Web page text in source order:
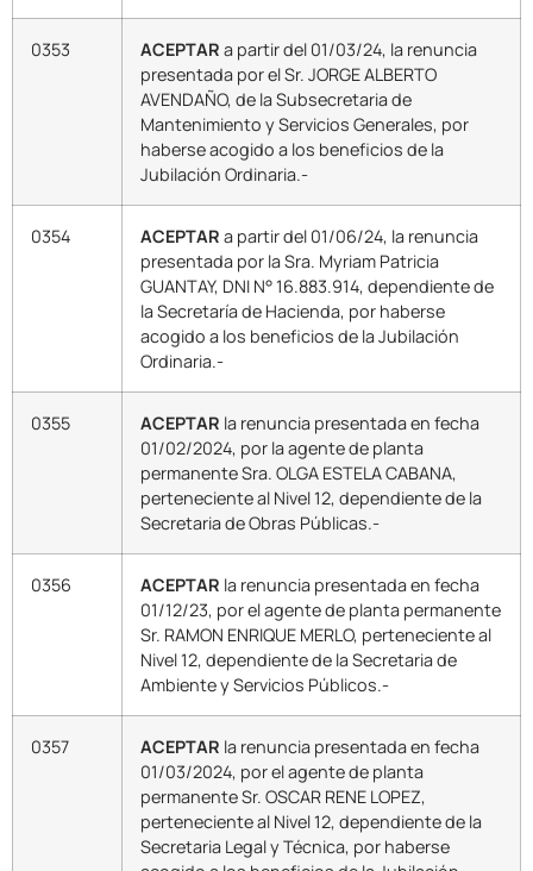
0353 ACEPTAR a partir del 01/03/24, la renuncia
presentada por el Sr. JORGE ALBERTO
AVENDAÑO, de la Subsecretaria de
Mantenimiento y Servicios Generales, por
haberse acogido a los beneficios de la
Jubilación Ordinaria.-
0354 ACEPTAR a partir del 01/06/24, la renuncia
presentada por la Sra. Myriam Patricia
GUANTAY, DNI N° 16.883.914, dependiente de
la Secretaría de Hacienda, por haberse
acogido a los beneficios de la Jubilación
Ordinaria.-
0355 ACEPTAR la renuncia presentada en fecha
01/02/2024, por la agente de planta
permanente Sra. OLGA ESTELA CABANA,
perteneciente al Nivel 12, dependiente de la
Secretaria de Obras Públicas.-
0356 ACEPTAR la renuncia presentada en fecha
01/12/23, por el agente de planta permanente
Sr. RAMON ENRIQUE MERLO, perteneciente al
Nivel 12, dependiente de la Secretaria de
Ambiente y Servicios Públicos.-
0357 ACEPTAR la renuncia presentada en fecha
01/03/2024, por el agente de planta
permanente Sr. OSCAR RENE LOPEZ,
perteneciente al Nivel 12, dependiente de la
Secretaria Legal y Técnica, por haberse